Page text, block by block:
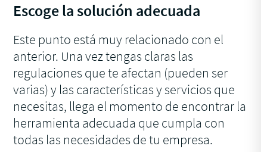
Escoge la solución adecuada
Este punto está muy relacionado con el
anterior. Una vez tengas claras las
regulaciones que te afectan (pueden ser
varias) y las características y servicios que
necesitas, llega el momento de encontrar la
herramienta adecuada que cumpla con
todas las necesidades de tu empresa.